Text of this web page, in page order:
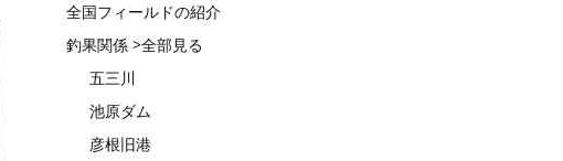
全国フィールドの紹介
釣果関係 >全部見る
五三川
池原ダム
彦根旧港